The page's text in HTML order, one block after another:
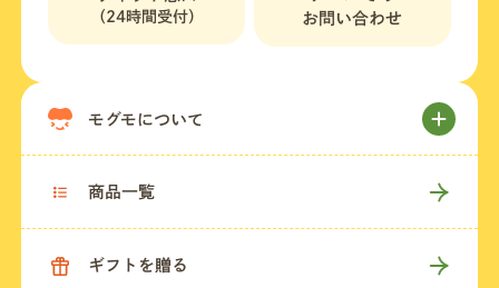
（24時間受付）
お問い合わせ
モグモについて
商品一覧
ギフトを贈る